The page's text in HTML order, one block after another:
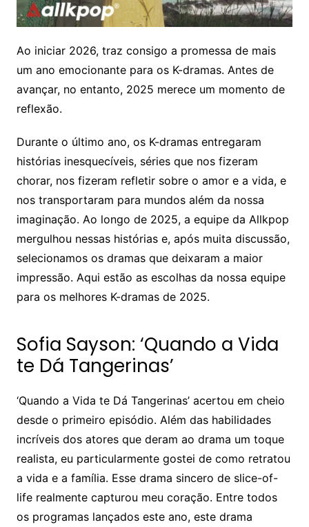
Ao iniciar 2026, traz consigo a promessa de mais
um ano emocionante para os K-dramas. Antes de
avançar, no entanto, 2025 merece um momento de
reflexão.
Durante o último ano, os K-dramas entregaram
histórias inesquecíveis, séries que nos fizeram
chorar, nos fizeram refletir sobre o amor e a vida, e
nos transportaram para mundos além da nossa
imaginação. Ao longo de 2025, a equipe da Allkpop
mergulhou nessas histórias e, após muita discussão,
selecionamos os dramas que deixaram a maior
impressão. Aqui estão as escolhas da nossa equipe
para os melhores K-dramas de 2025.
Sofia Sayson: ‘Quando a Vida
te Dá Tangerinas’
‘Quando a Vida te Dá Tangerinas’ acertou em cheio
desde o primeiro episódio. Além das habilidades
incríveis dos atores que deram ao drama um toque
realista, eu particularmente gostei de como retratou
a vida e a família. Esse drama sincero de slice-of-
life realmente capturou meu coração. Entre todos
os programas lançados este ano, este drama